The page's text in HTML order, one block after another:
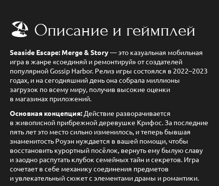
🏖️ Описание и геймплей
Seaside Escape: Merge & Story— это казуальная мобильная
игра в жанре «соединяй и ремонтируй» от создателей
популярной Gossip Harbor. Релиз игры состоялся в 2022–2023
годах, и на сегодняшний день она собрала миллионы
загрузок по всему миру, получив высокие оценки
в магазинах приложений.
Основная концепция: Действие разворачивается
в живописной прибрежной деревушке Крифос. За последние
пять лет это место сильно изменилось, и теперь бывшая
знаменитость Роуэн нуждается в вашей помощи, чтобы
восстановить курортный посёлок, вернуть ему былую славу
и заодно распутать клубок семейных тайн и секретов. Игра
сочетает в себе механику соединения предметов
и увлекательный сюжет с элементами драмы и романтики.